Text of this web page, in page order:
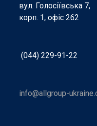
вул. Голосіївська 7,
корп. 1, офіс 262
(044) 229-91-22
info@allgroup-